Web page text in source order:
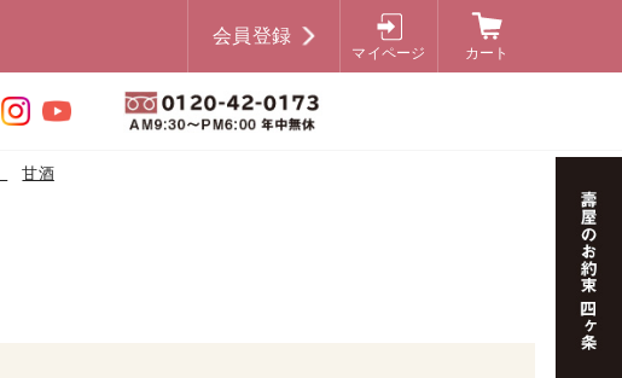
会員登録
マイページ カート
甘酒